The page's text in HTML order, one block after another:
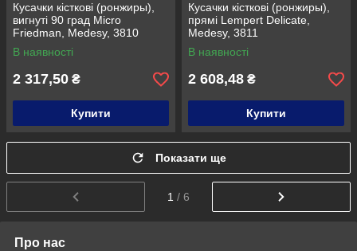
Кусачки кісткові (ронжиры),
вигнуті 90 град Micro
Friedman, Medesy, 3810
В наявності
2 317,50 ₴
Купити
Кусачки кісткові (ронжиры),
прямі Lempert Delicate,
Medesy, 3811
В наявності
2 608,48 ₴
Купити
Показати ще
1 / 6
Про нас